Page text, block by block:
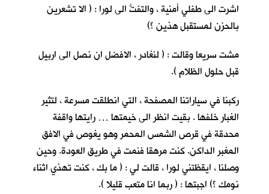
اشرت الى طفلي أمنية ، والتفتُّ الى لورا : ( الا تشعرين
بالحزن لمستقبل هذين ؟)
مشت سريعا وقالت : ( لنغادر ، الافضل ان نصل الى اربيل
قبل حلول الظلام ).
ركبنا في سياراتنا المصفحة ، التي انطلقت مسرعة ، لتثير
الغبار خلفها . بقيت انظر الى خيمتها … رايتها واقفة
محدقة في قرص الشمس المحمر وهو يغوص في الافق
المغبر الداكن. كنت مرهقا فنمت في طريق العودة. وحين
وصلنا ، ايقظتني لورا ، قالت لي : ( ما بك ، كنت تهذي اثناء
نومك ؟) اجبتها : ( ربما انا متعب قليلا ).